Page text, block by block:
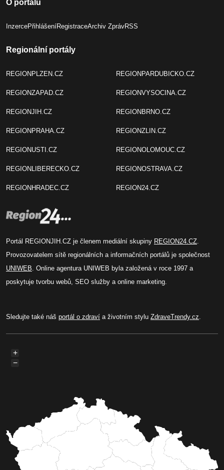
O portálu
InzercePřihlášeníRegistraceArchiv ZprávRSS
Regionální portály
REGIONPLZEN.CZ
REGIONZAPAD.CZ
REGIONJIH.CZ
REGIONPRAHA.CZ
REGIONUSTI.CZ
REGIONLIBERECKO.CZ
REGIONHRADEC.CZ
REGIONPARDUBICKO.CZ
REGIONVYSOCINA.CZ
REGIONBRNO.CZ
REGIONZLIN.CZ
REGIONOLOMOUC.CZ
REGIONOSTRAVA.CZ
REGION24.CZ
Portál REGIONJIH.CZ je členem mediální skupiny REGION24.CZ
Provozovatelem sítě regionálních a informačních portálů je společnost
UNIWEB . Online agentura UNIWEB byla založená v roce 1997 a
poskytuje tvorbu webů, SEO služby a online marketing.
Sledujte také náš portál o zdraví a životním stylu ZdraveTrendy.cz
+
−